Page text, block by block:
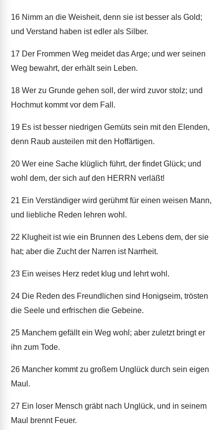
16 Nimm an die Weisheit, denn sie ist besser als Gold;
und Verstand haben ist edler als Silber.
17 Der Frommen Weg meidet das Arge; und wer seinen
Weg bewahrt, der erhält sein Leben.
18 Wer zu Grunde gehen soll, der wird zuvor stolz; und
Hochmut kommt vor dem Fall.
19 Es ist besser niedrigen Gemüts sein mit den Elenden,
denn Raub austeilen mit den Hoffärtigen.
20 Wer eine Sache klüglich führt, der findet Glück; und
wohl dem, der sich auf den HERRN verläßt!
21 Ein Verständiger wird gerühmt für einen weisen Mann,
und liebliche Reden lehren wohl.
22 Klugheit ist wie ein Brunnen des Lebens dem, der sie
hat; aber die Zucht der Narren ist Narrheit.
23 Ein weises Herz redet klug und lehrt wohl.
24 Die Reden des Freundlichen sind Honigseim, trösten
die Seele und erfrischen die Gebeine.
25 Manchem gefällt ein Weg wohl; aber zuletzt bringt er
ihn zum Tode.
26 Mancher kommt zu großem Unglück durch sein eigen
Maul.
27 Ein loser Mensch gräbt nach Unglück, und in seinem
Maul brennt Feuer.